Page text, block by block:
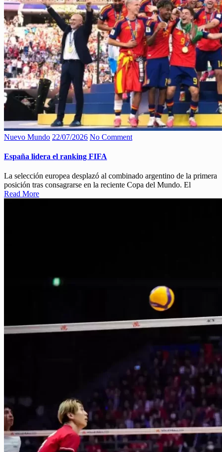
Nuevo Mundo 22/07/2026 No Comment
España lidera el ranking FIFA
La selección europea desplazó al combinado argentino de la primera
posición tras consagrarse en la reciente Copa del Mundo. El
Read More